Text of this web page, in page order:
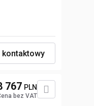
767 PLN
bez VAT